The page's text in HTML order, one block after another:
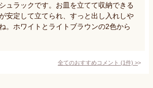
ュラックです。お皿を立てて収納できる
安定して立てられ、すっと出し入れしや
。ホワイトとライトブラウンの2色から
全てのおすすめコメント (1件) >